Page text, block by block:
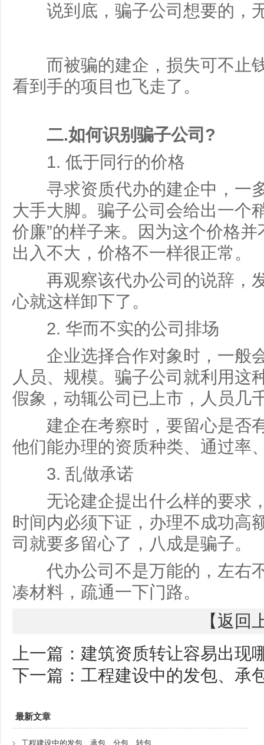
说到底，骗子公司想要的，
而被骗的建企，损失可不止
看到手的项目也飞走了。
二.如何识别骗子公司?
1. 低于同行的价格
寻求资质代办的建企中，一
大手大脚。骗子公司会给出一个
价廉”的样子来。因为这个价格
出入不大，价格不一样很正常。
再观察该代办公司的说辞，
心就这样卸下了。
2. 华而不实的公司排场
企业选择合作对象时，一般
人员、规模。骗子公司就利用这
假象，动辄公司已上市，人员几
建企在考察时，要留心是否
他们能办理的资质种类、通过率
3. 乱做承诺
无论建企提出什么样的要求
时间内必须下证，办理不成功高
司就要多留心了，八成是骗子。
代办公司不是万能的，左右
凑材料，疏通一下门路。
【返回
上一篇： 建筑资质转让容易出现
下一篇： 工程建设中的发包、承
最新文章
工程建设中的发包、承包、分包、转包、